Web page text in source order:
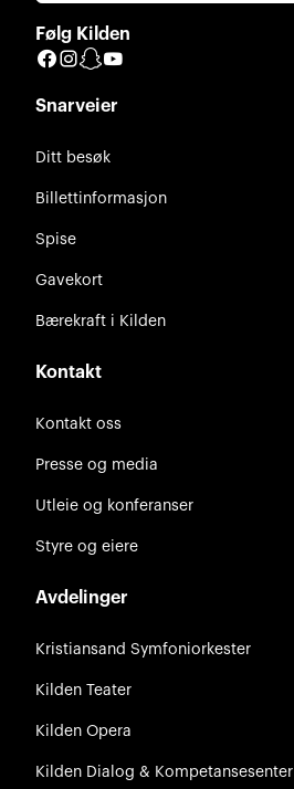
Følg Kilden
Facebook
Instagram
Snapchat
Snarveier
Ditt besøk
Billettinformasjon
Spise
Gavekort
Bærekraft i Kilden
Kontakt
Kontakt oss
Presse og media
Utleie og konferanser
Styre og eiere
Avdelinger
Kristiansand Symfoniorkester
Kilden Teater
Kilden Opera
Kilden Dialog & Kompetansesenter